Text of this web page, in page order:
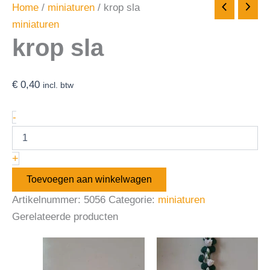
Home / miniaturen / krop sla
miniaturen
krop sla
€ 0,40 incl. btw
-
+
Toevoegen aan winkelwagen
Artikelnummer: 5056 Categorie: miniaturen
Gerelateerde producten